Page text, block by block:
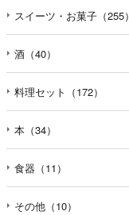
スイーツ・お菓子（255）
酒（40）
料理セット（172）
本（34）
食器（11）
その他（10）